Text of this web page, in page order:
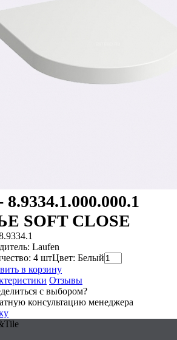
SOFT CLOSE
Laufen
4 штЦвет: Белый
в корзину
Отзывы
с выбором?
консультацию менеджера